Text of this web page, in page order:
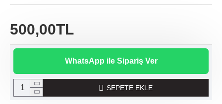
500,00TL
WhatsApp ile Sipariş Ver
SEPETE EKLE